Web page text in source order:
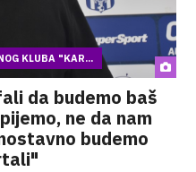
KLUBA "KAR...
da budemo baš
ne da nam
budemo